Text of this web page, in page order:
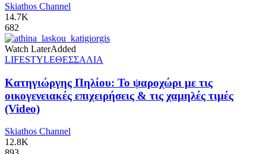
Skiathos Channel
14.7K
682
Watch LaterAdded
LIFESTYLEΘΕΣΣΑΛΙΑ
Κατηγιώργης Πηλίου: Το ψαροχώρι με τις
οικογενειακές επιχειρήσεις & τις χαμηλές τιμές
(Video)
Skiathos Channel
12.8K